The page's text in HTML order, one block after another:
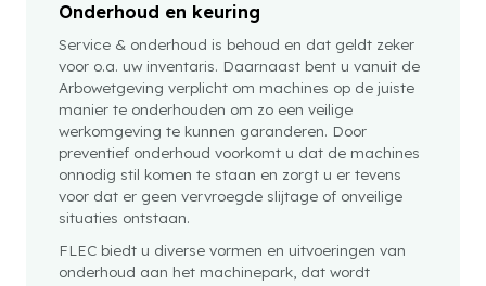
Onderhoud en keuring
Service & onderhoud is behoud en dat geldt zeker
voor o.a. uw inventaris. Daarnaast bent u vanuit de
Arbowetgeving verplicht om machines op de juiste
manier te onderhouden om zo een veilige
werkomgeving te kunnen garanderen. Door
preventief onderhoud voorkomt u dat de machines
onnodig stil komen te staan en zorgt u er tevens
voor dat er geen vervroegde slijtage of onveilige
situaties ontstaan.
FLEC biedt u diverse vormen en uitvoeringen van
onderhoud aan het machinepark, dat wordt